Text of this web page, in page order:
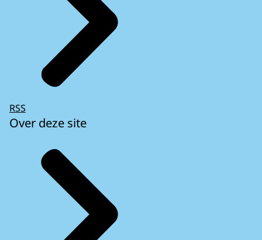
RSS
Over deze site